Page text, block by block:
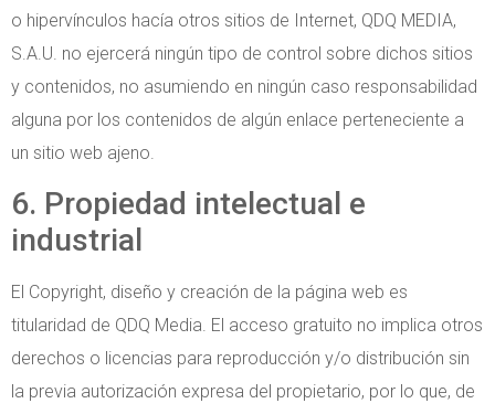
o hipervínculos hacía otros sitios de Internet, QDQ MEDIA,
S.A.U. no ejercerá ningún tipo de control sobre dichos sitios
y contenidos, no asumiendo en ningún caso responsabilidad
alguna por los contenidos de algún enlace perteneciente a
un sitio web ajeno.
6. Propiedad intelectual e
industrial
El Copyright, diseño y creación de la página web es
titularidad de QDQ Media. El acceso gratuito no implica otros
derechos o licencias para reproducción y/o distribución sin
la previa autorización expresa del propietario, por lo que, de